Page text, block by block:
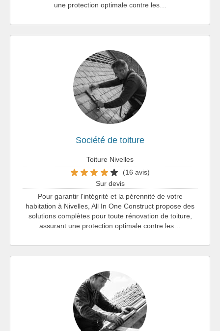
une protection optimale contre les…
Société de toiture
Toiture Nivelles
(16 avis)
Sur devis
Pour garantir l'intégrité et la pérennité de votre
habitation à Nivelles, All In One Construct propose des
solutions complètes pour toute rénovation de toiture,
assurant une protection optimale contre les…